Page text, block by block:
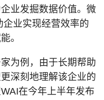
业发掘数据价值。微
业实现经营效率的
。
为例，由于长期帮助
深刻地理解该企业的
在今年上半年发布